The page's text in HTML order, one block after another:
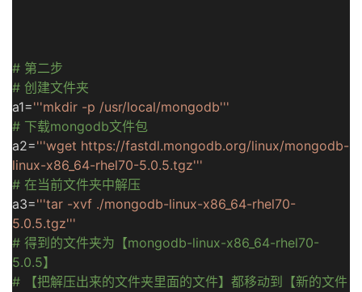
# 第二步
# 创建文件夹
a1='''mkdir -p /usr/local/mongodb'''
# 下载mongodb文件包
a2='''wget https://fastdl.mongodb.org/linux/mongodb-
linux-x86_64-rhel70-5.0.5.tgz'''
# 在当前文件夹中解压
a3='''tar -xvf ./mongodb-linux-x86_64-rhel70-
5.0.5.tgz'''
# 得到的文件夹为【mongodb-linux-x86_64-rhel70-
5.0.5】
# 【把解压出来的文件夹里面的文件】都移动到【新的文件